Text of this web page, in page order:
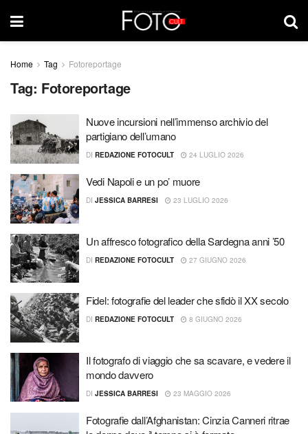
Home Tag Fotoreportage
Tag: Fotoreportage
Nuove incursioni nell’immenso archivio del
partigiano dell’umano
DI REDAZIONE FOTOCULT 24 LUGLIO 2026
Vedi Napoli e un po’ muore
DI JESSICA BARRESI 23 LUGLIO 2026
Un affresco fotografico della Sardegna anni ’50
DI REDAZIONE FOTOCULT 27 GIUGNO 2026
Fidel: fotografie del leader che sfidò il XX secolo
DI REDAZIONE FOTOCULT 8 GIUGNO 2026
Il fotografo di viaggio che sa scavare, e vedere il
mondo davvero
DI JESSICA BARRESI 23 MAGGIO 2026
Fotografie dall’Afghanistan: Cinzia Canneri ritrae